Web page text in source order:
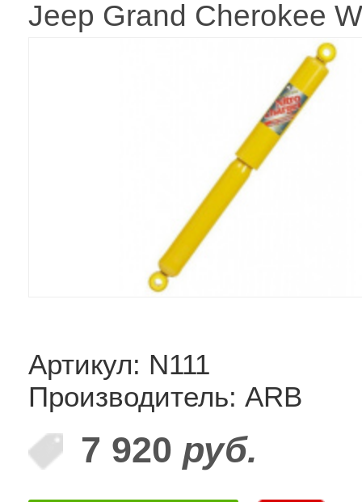
Jeep Grand Cherokee
Артикул: N111
Производитель: ARB
7 920 руб.